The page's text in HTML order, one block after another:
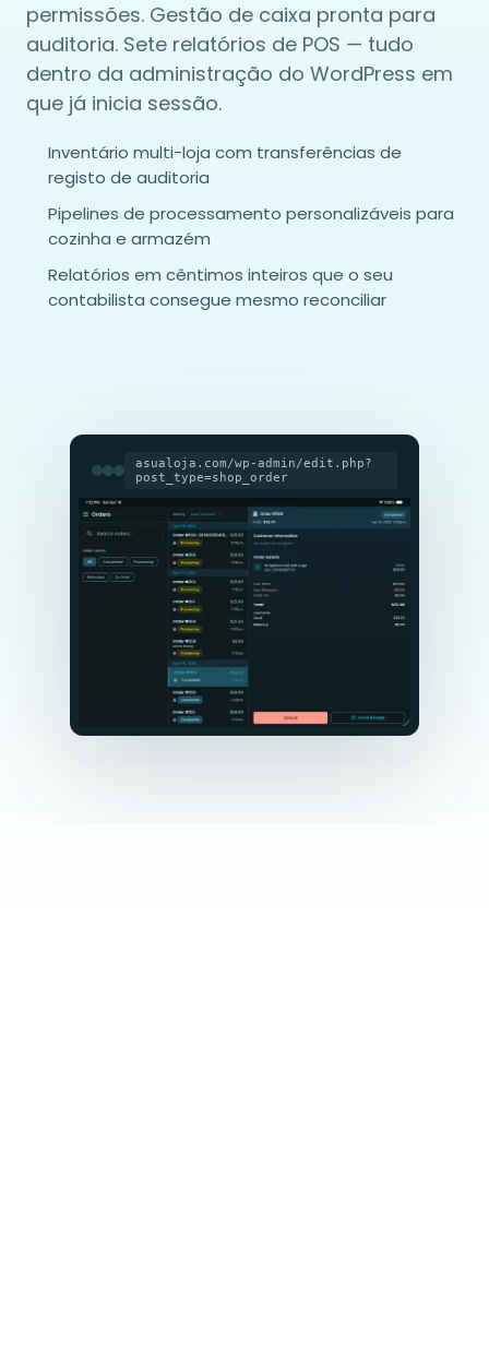
permissões. Gestão de caixa pronta para
auditoria. Sete relatórios de POS — tudo
dentro da administração do WordPress em
que já inicia sessão.
Inventário multi-loja com transferências de
registo de auditoria
Pipelines de processamento personalizáveis para
cozinha e armazém
Relatórios em cêntimos inteiros que o seu
contabilista consegue mesmo reconciliar
asualoja.com/wp-admin/edit.php?
post_type=shop_order